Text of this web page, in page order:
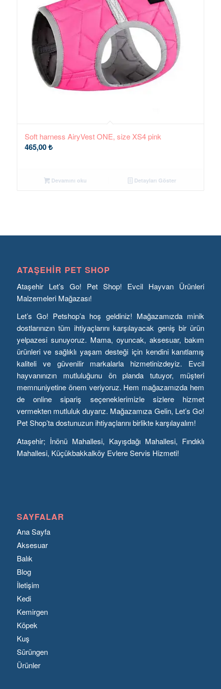
Soft harness AiryVest ONE, size XS4 pink
465,00₺
Devamını oku Detayları Göster
ATAŞEHIR PET SHOP
Ataşehir Let’s Go! Pet Shop! Evcil Hayvan Ürünleri
Malzemeleri Mağazası!
Let’s Go! Petshop’a hoş geldiniz! Mağazamızda minik
dostlarınızın tüm ihtiyaçlarını karşılayacak geniş bir ürün
yelpazesi sunuyoruz. Mama, oyuncak, aksesuar, bakım
ürünleri ve sağlıklı yaşam desteği için kendini kanıtlamış
kaliteli ve güvenilir markalarla hizmetinizdeyiz. Evcil
hayvanınızın mutluluğunu ön planda tutuyor, müşteri
memnuniyetine önem veriyoruz. Hem mağazamızda hem
de online sipariş seçeneklerimizle sizlere hizmet
vermekten mutluluk duyarız. Mağazamıza Gelin, Let’s Go!
Pet Shop’ta dostunuzun ihtiyaçlarını birlikte karşılayalım!
Ataşehir; İnönü Mahallesi, Kayışdağı Mahallesi, Fındıklı
Mahallesi, Küçükbakkalköy Evlere Servis Hizmeti!
SAYFALAR
Ana Sayfa
Aksesuar
Balık
Blog
İletişim
Kedi
Kemirgen
Köpek
Kuş
Sürüngen
Ürünler